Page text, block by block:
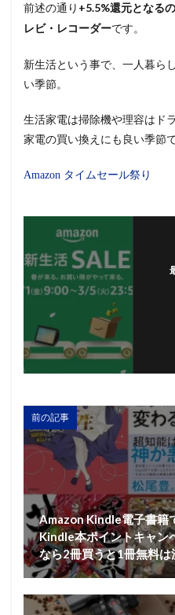
前述の通り +5.5%還元となる
レビ・レコーダーです。
新生活という事で、一人暮ら
い季節。
生活家電は掃除機や理容はド
家電の買い換えにも良い季節で
Amazon タイムセール祭り
前の記事
Amazon Kindle電子書籍
Kindle本ポイントキャン
なら2冊買うと1冊無料